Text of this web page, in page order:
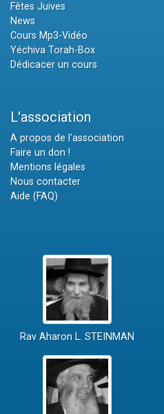
Fêtes Juives
News
Cours Mp3-Vidéo
Yéchiva Torah-Box
Dédicacer un cours
L'association
A propos de l'association
Faire un don !
Mentions légales
Nous contacter
Aide (FAQ)
Rav Aharon L. STEINMAN